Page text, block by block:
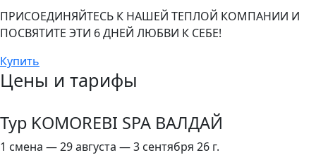
ПРИСОЕДИНЯЙТЕСЬ К НАШЕЙ ТЕПЛОЙ КОМПАНИИ И
ПОСВЯТИТЕ ЭТИ 6 ДНЕЙ ЛЮБВИ К СЕБЕ!
Купить
Цены и тарифы
Тур KOMOREBI SPA ВАЛДАЙ
1 смена — 29 августа — 3 сентября 26 г.